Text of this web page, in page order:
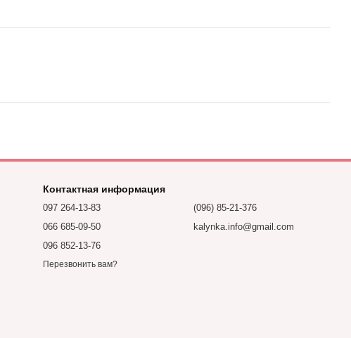
Контактная информация
097 264-13-83
066 685-09-50
096 852-13-76
Перезвонить вам?
(096) 85-21-376
kalynka.info@gmail.com